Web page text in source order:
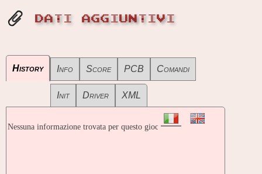
DATI AGGIUNTIVI
History Info Score PCB Comandi
Init Driver XML
Nessuna informazione trovata per questo gioco